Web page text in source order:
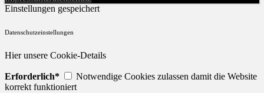
Einstellungen gespeichert
Datenschutzeinstellungen
Hier unsere Cookie-Details
Erforderlich*
Notwendige Cookies zulassen damit die Website
korrekt funktioniert